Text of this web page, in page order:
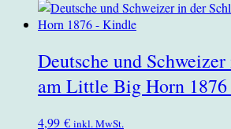
Deutsche und
am Little Big Horn
4,99 € inkl. MwSt.